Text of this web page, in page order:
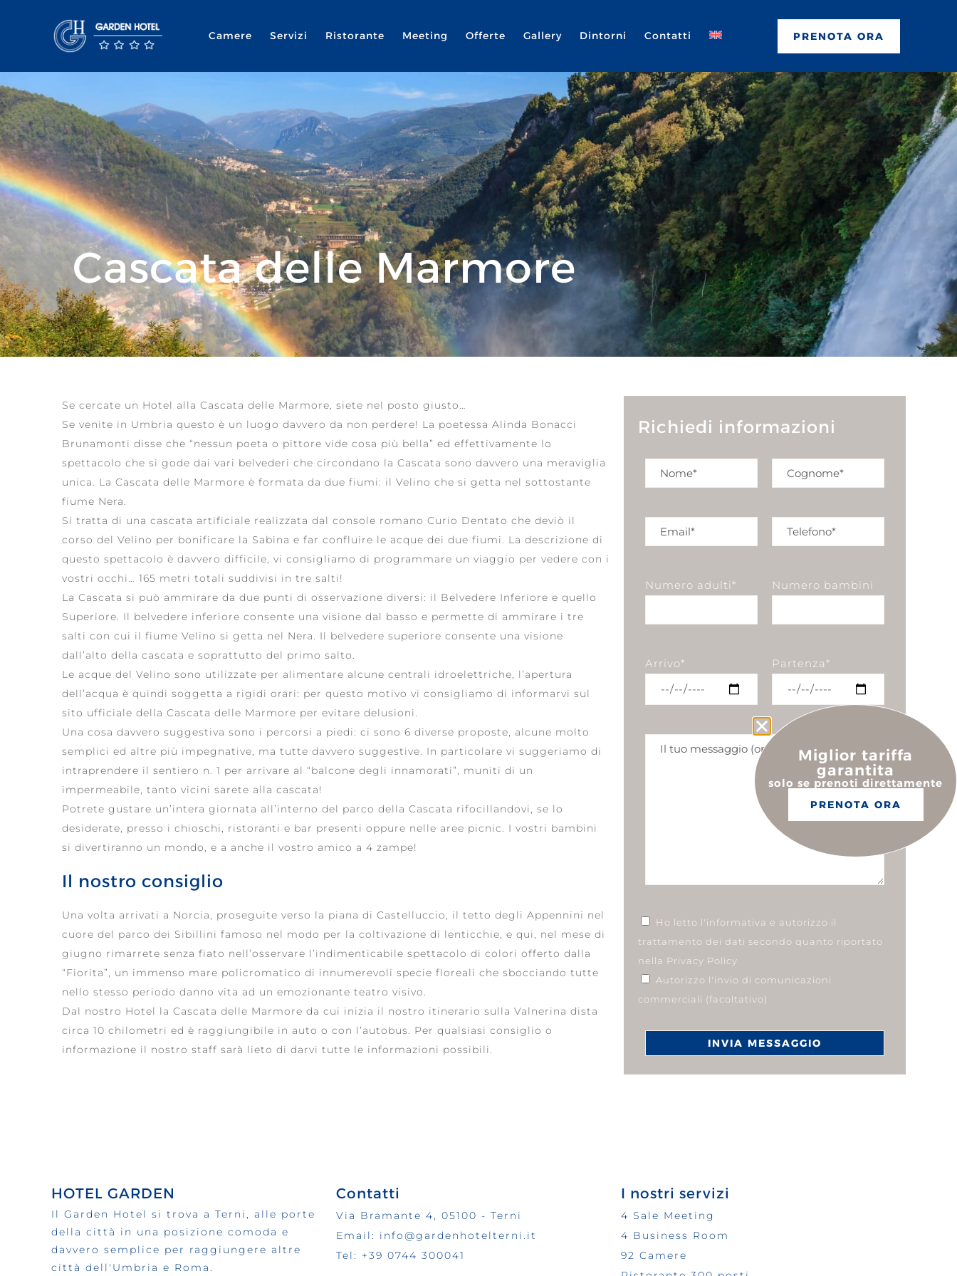
Camere Servizi Ristorante Meeting Offerte Gallery Dintorni Contatti PRENOTA ORA
Cascata delle Marmore
Se cercate un Hotel alla Cascata delle Marmore, siete nel posto giusto…
Se venite in Umbria questo è un luogo davvero da non perdere! La poetessa Alinda Bonacci
Brunamonti disse che “nessun poeta o pittore vide cosa più bella” ed effettivamente lo
spettacolo che si gode dai vari belvederi che circondano la Cascata sono davvero una meraviglia
unica. La Cascata delle Marmore è formata da due fiumi: il Velino che si getta nel sottostante
fiume Nera.
Si tratta di una cascata artificiale realizzata dal console romano Curio Dentato che deviò il
corso del Velino per bonificare la Sabina e far confluire le acque dei due fiumi. La descrizione di
questo spettacolo è davvero difficile, vi consigliamo di programmare un viaggio per vedere con i
vostri occhi… 165 metri totali suddivisi in tre salti!
La Cascata si può ammirare da due punti di osservazione diversi: il Belvedere Inferiore e quello
Superiore. Il belvedere inferiore consente una visione dal basso e permette di ammirare i tre
salti con cui il fiume Velino si getta nel Nera. Il belvedere superiore consente una visione
dall’alto della cascata e soprattutto del primo salto.
Le acque del Velino sono utilizzate per alimentare alcune centrali idroelettriche, l’apertura
dell’acqua è quindi soggetta a rigidi orari: per questo motivo vi consigliamo di informarvi sul
sito ufficiale della Cascata delle Marmore per evitare delusioni.
Una cosa davvero suggestiva sono i percorsi a piedi: ci sono 6 diverse proposte, alcune molto
semplici ed altre più impegnative, ma tutte davvero suggestive. In particolare vi suggeriamo di
intraprendere il sentiero n. 1 per arrivare al “balcone degli innamorati”, muniti di un
impermeabile, tanto vicini sarete alla cascata!
Potrete gustare un’intera giornata all’interno del parco della Cascata rifocillandovi, se lo
desiderate, presso i chioschi, ristoranti e bar presenti oppure nelle aree picnic. I vostri bambini
si divertiranno un mondo, e a anche il vostro amico a 4 zampe!
Il nostro consiglio
Una volta arrivati a Norcia, proseguite verso la piana di Castelluccio, il tetto degli Appennini nel
cuore del parco dei Sibillini famoso nel modo per la coltivazione di lenticchie, e qui, nel mese di
giugno rimarrete senza fiato nell’osservare l’indimenticabile spettacolo di colori offerto dalla
“Fiorita”, un immenso mare policromatico di innumerevoli specie floreali che sbocciando tutte
nello stesso periodo danno vita ad un emozionante teatro visivo.
Dal nostro Hotel la Cascata delle Marmore da cui inizia il nostro itinerario sulla Valnerina dista
circa 10 chilometri ed è raggiungibile in auto o con l’autobus. Per qualsiasi consiglio o
informazione il nostro staff sarà lieto di darvi tutte le informazioni possibili.
Richiedi informazioni
Numero adulti* Numero bambini
Arrivo* Partenza*
Ho letto l'informativa e autorizzo il
trattamento dei dati secondo quanto riportato
nella Privacy Policy
Autorizzo l'invio di comunicazioni
commerciali (facoltativo)
HOTEL GARDEN
Il Garden Hotel si trova a Terni, alle porte
della città in una posizione comoda e
davvero semplice per raggiungere altre
città dell'Umbria e Roma.
Contatti
Via Bramante 4, 05100 - Terni
Email: info@gardenhotelterni.it
Tel: +39 0744 300041
I nostri servizi
4 Sale Meeting
4 Business Room
92 Camere
Miglior tariffa
garantita
solo se prenoti direttamente
PRENOTA ORA